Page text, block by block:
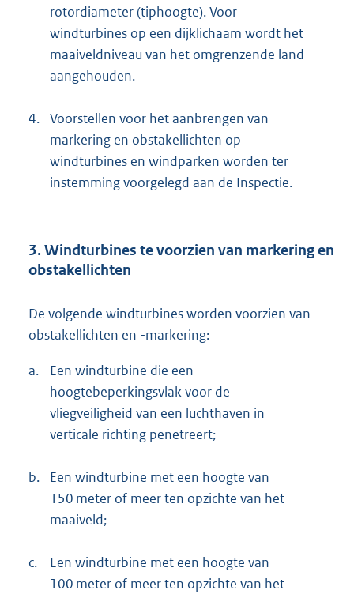
rotordiameter (tiphoogte). Voor
windturbines op een dijklichaam wordt het
maaiveldniveau van het omgrenzende land
aangehouden.
4. Voorstellen voor het aanbrengen van
markering en obstakellichten op
windturbines en windparken worden ter
instemming voorgelegd aan de Inspectie.
3. Windturbines te voorzien van markering en
obstakellichten
De volgende windturbines worden voorzien van
obstakellichten en -markering:
a.
Een windturbine die een
hoogtebeperkingsvlak voor de
vliegveiligheid van een luchthaven in
verticale richting penetreert;
b.
Een windturbine met een hoogte van
150 meter of meer ten opzichte van het
maaiveld;
c.
Een windturbine met een hoogte van
100 meter of meer ten opzichte van het